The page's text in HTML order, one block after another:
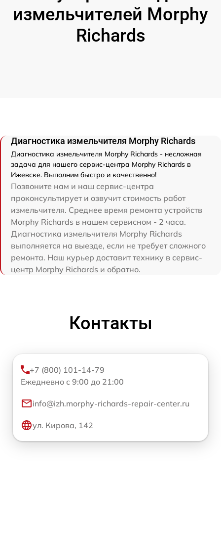
измельчителей Morphy
Richards
Диагностика измельчителя Morphy Richards
Диагностика измельчителя Morphy Richards - несложная
задача для нашего сервис-центра Morphy Richards в
Ижевске. Выполним быстро и качественно!
Позвоните нам и наш сервис-центра
проконсультирует и озвучит стоимость работ
измельчителя. Среднее время ремонта устройств
Morphy Richards в нашем сервисном - 2 часа.
Диагностика измельчителя Morphy Richards
выполняется на выезде, если не требует сложного
ремонта. Наш курьер доставит технику в сервис-
центр Morphy Richards и обратно.
Контакты
+7 (800) 101-14-79
Ежедневно с 9:00 до 21:00
info@izh.morphy-richards-repair-center.ru
ул. Кирова, 142